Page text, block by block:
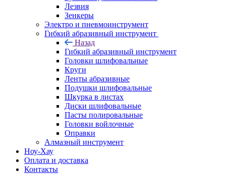
Лезвия
Зенкеры
Электро и пневмоинструмент
Гибкий абразивный инструмент
Назад
Гибкий абразивный инструмент
Головки шлифовальные
Круги
Ленты абразивные
Подушки шлифовальные
Шкурка в листах
Диски шлифовальные
Пасты полировальные
Головки войлочные
Оправки
Алмазный инструмент
Ноу-Хау
Оплата и доставка
Контакты